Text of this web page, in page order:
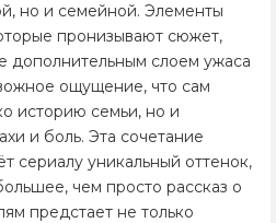
но и семейной. Элементы
пронизывают сюжет,
дополнительным слоем ужаса
ощущение, что сам
историю семьи, но и
и боль. Эта сочетание
сериалу уникальный оттенок,
чем просто рассказ о
предстает не только